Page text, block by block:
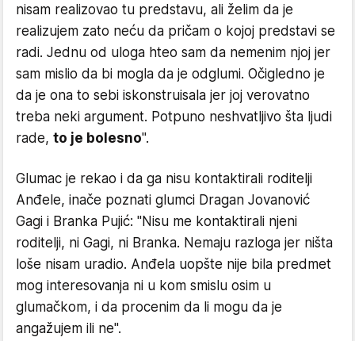
nisam realizovao tu predstavu, ali želim da je
realizujem zato neću da pričam o kojoj predstavi se
radi. Jednu od uloga hteo sam da nemenim njoj jer
sam mislio da bi mogla da je odglumi. Očigledno je
da je ona to sebi iskonstruisala jer joj verovatno
treba neki argument. Potpuno neshvatljivo šta ljudi
rade, to je bolesno".
Glumac je rekao i da ga nisu kontaktirali roditelji
Anđele, inače poznati glumci Dragan Jovanović
Gagi i Branka Pujić: "Nisu me kontaktirali njeni
roditelji, ni Gagi, ni Branka. Nemaju razloga jer ništa
loše nisam uradio. Anđela uopšte nije bila predmet
mog interesovanja ni u kom smislu osim u
glumačkom, i da procenim da li mogu da je
angažujem ili ne".